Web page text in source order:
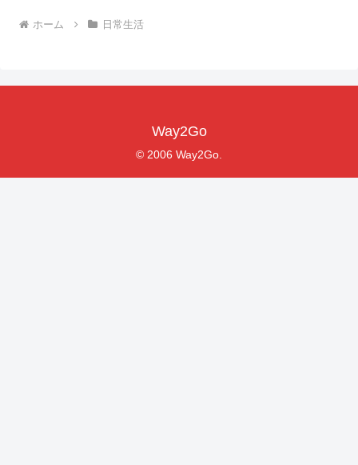
ホーム 日常生活
Way2Go
© 2006 Way2Go.